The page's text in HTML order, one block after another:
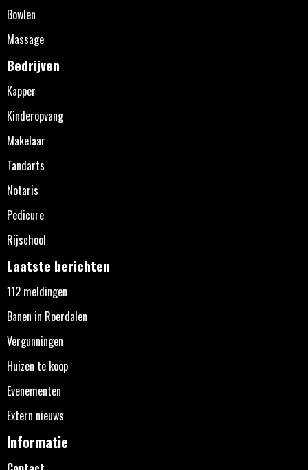
Bowlen
Massage
Bedrijven
Kapper
Kinderopvang
Makelaar
Tandarts
Notaris
Pedicure
Rijschool
Laatste berichten
112 meldingen
Banen in Roerdalen
Vergunningen
Huizen te koop
Evenementen
Extern nieuws
Informatie